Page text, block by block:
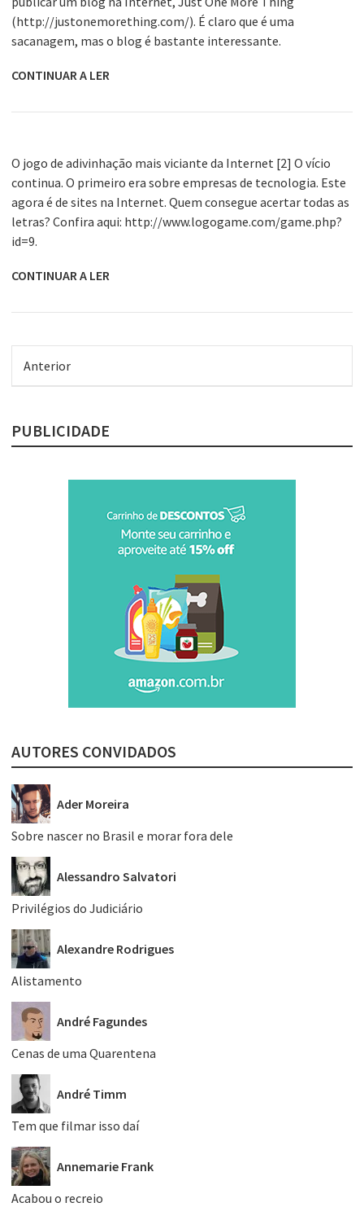
(http://justonemorething.com/). É claro que é uma
sacanagem, mas o blog é bastante interessante.
CONTINUAR A LER
O jogo de adivinhação mais viciante da Internet [2] O vício
continua. O primeiro era sobre empresas de tecnologia. Este
agora é de sites na Internet. Quem consegue acertar todas as
letras? Confira aqui: http://www.logogame.com/game.php?
id=9.
CONTINUAR A LER
Anterior
PUBLICIDADE
AUTORES CONVIDADOS
Ader Moreira
Sobre nascer no Brasil e morar fora dele
Alessandro Salvatori
Privilégios do Judiciário
Alexandre Rodrigues
Alistamento
André Fagundes
Cenas de uma Quarentena
André Timm
Tem que filmar isso daí
Annemarie Frank
Acabou o recreio